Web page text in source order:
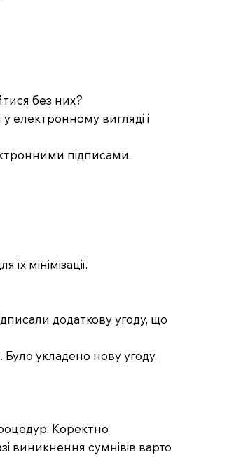
без них?
електронному вигляді і
підписами.
мінімізації.
додаткову угоду, що
укладено нову угоду,
Коректно
виникнення сумнівів варто